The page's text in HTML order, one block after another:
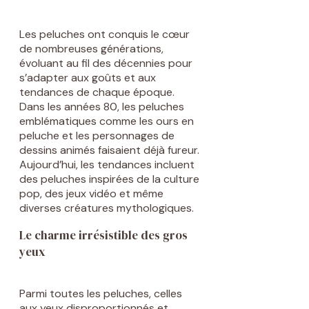
Les peluches ont conquis le cœur
de nombreuses générations,
évoluant au fil des décennies pour
s’adapter aux goûts et aux
tendances de chaque époque.
Dans les années 80, les peluches
emblématiques comme les ours en
peluche et les personnages de
dessins animés faisaient déjà fureur.
Aujourd’hui, les tendances incluent
des peluches inspirées de la culture
pop, des jeux vidéo et même
diverses créatures mythologiques.
Le charme irrésistible des gros
yeux
Parmi toutes les peluches, celles